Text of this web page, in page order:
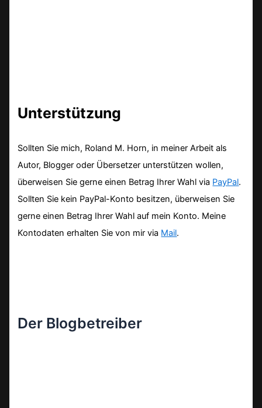
Unterstützung
Sollten Sie mich, Roland M. Horn, in meiner Arbeit als
Autor, Blogger oder Übersetzer unterstützen wollen,
überweisen Sie gerne einen Betrag Ihrer Wahl via PayPal.
Sollten Sie kein PayPal-Konto besitzen, überweisen Sie
gerne einen Betrag Ihrer Wahl auf mein Konto. Meine
Kontodaten erhalten Sie von mir via Mail.
Der Blogbetreiber